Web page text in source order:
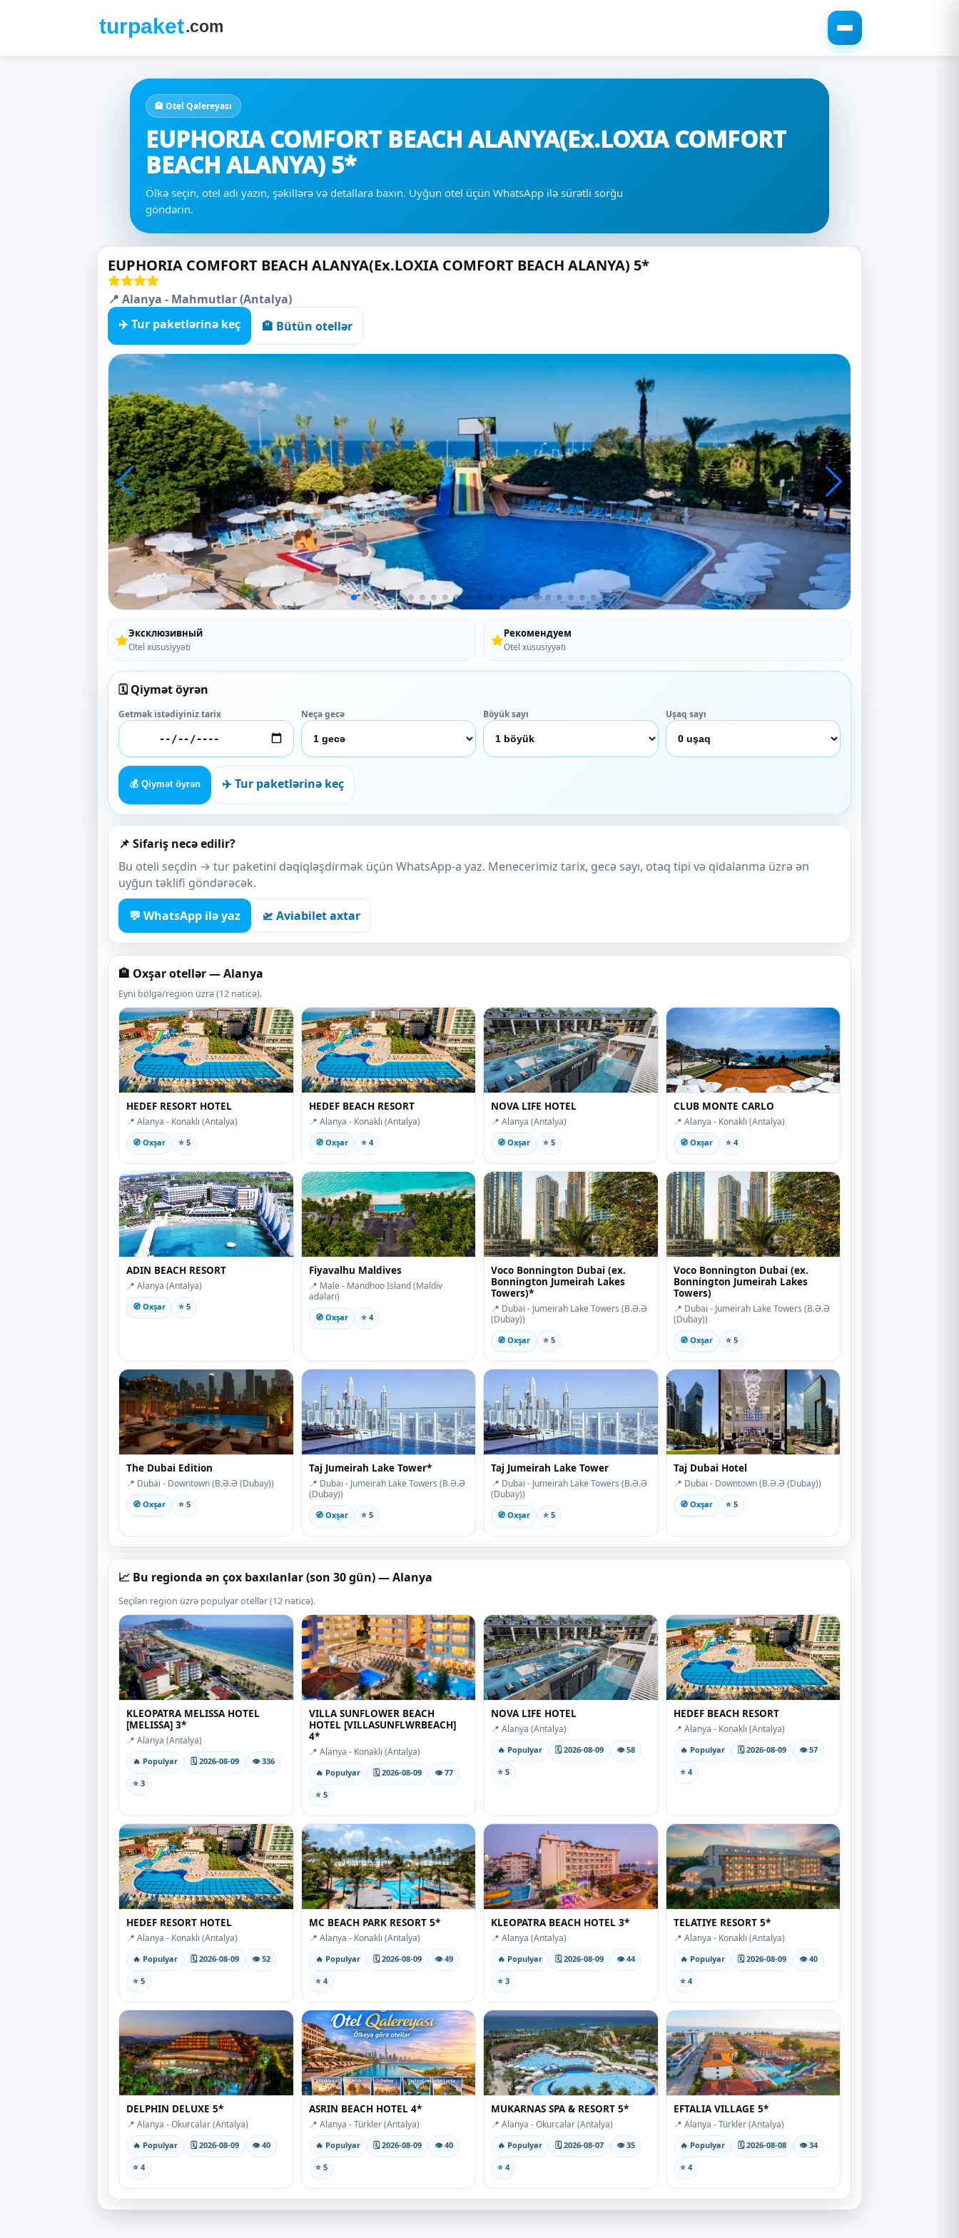
🏨 Otel Qalereyası
EUPHORIA COMFORT BEACH ALANYA(Ex.LOXIA COMFORT
BEACH ALANYA) 5*
Ölkə seçin, otel adı yazın, şəkillərə və detallara baxın. Uyğun otel üçün WhatsApp ilə sürətli sorğu
göndərin.
EUPHORIA COMFORT BEACH ALANYA(Ex.LOXIA COMFORT BEACH ALANYA) 5*
📍 Alanya - Mahmutlar (Antalya)
✈️ Tur paketlərinə keç
🏨 Bütün otellər
Эксклюзивный
Otel xüsusiyyəti
Рекомендуем
Otel xüsusiyyəti
🗓️ Qiymət öyrən
Getmək istədiyiniz tarix Neçə gecə Böyük sayı Uşaq sayı
💰 Qiymət öyrən ✈️ Tur paketlərinə keç
📌 Sifariş necə edilir?
Bu oteli seçdin → tur paketini dəqiqləşdirmək üçün WhatsApp-a yaz. Menecerimiz tarix, gecə sayı, otaq tipi və qidalanma üzrə ən
uyğun təklifi göndərəcək.
💬 WhatsApp ilə yaz 🛫 Aviabilet axtar
🏨 Oxşar otellər — Alanya
Eyni bölgə/region üzrə (12 nəticə).
HEDEF RESORT HOTEL
📍 Alanya - Konaklı (Antalya)
🧭 Oxşar ⭐ 5
HEDEF BEACH RESORT
📍 Alanya - Konaklı (Antalya)
🧭 Oxşar ⭐ 4
NOVA LIFE HOTEL
📍 Alanya (Antalya)
🧭 Oxşar ⭐ 5
CLUB MONTE CARLO
📍 Alanya - Konaklı (Antalya)
🧭 Oxşar ⭐ 4
ADIN BEACH RESORT
📍 Alanya (Antalya)
🧭 Oxşar ⭐ 5
Fiyavalhu Maldives
📍 Male - Mandhoo Island (Maldiv
adaları)
🧭 Oxşar ⭐ 4
Voco Bonnington Dubai (ex.
Bonnington Jumeirah Lakes
Towers)*
📍 Dubai - Jumeirah Lake Towers (B.Ə.Ə
(Dubay))
🧭 Oxşar ⭐ 5
Voco Bonnington Dubai (ex.
Bonnington Jumeirah Lakes
Towers)
📍 Dubai - Jumeirah Lake Towers (B.Ə.Ə
(Dubay))
🧭 Oxşar ⭐ 5
The Dubai Edition
📍 Dubai - Downtown (B.Ə.Ə (Dubay))
🧭 Oxşar ⭐ 5
Taj Jumeirah Lake Tower*
📍 Dubai - Jumeirah Lake Towers (B.Ə.Ə
(Dubay))
🧭 Oxşar ⭐ 5
Taj Jumeirah Lake Tower
📍 Dubai - Jumeirah Lake Towers (B.Ə.Ə
(Dubay))
🧭 Oxşar ⭐ 5
Taj Dubai Hotel
📍 Dubai - Downtown (B.Ə.Ə (Dubay))
🧭 Oxşar ⭐ 5
📈 Bu regionda ən çox baxılanlar (son 30 gün) — Alanya
Seçilən region üzrə populyar otellər (12 nəticə).
KLEOPATRA MELISSA HOTEL
[MELISSA] 3*
📍 Alanya (Antalya)
🔥 Populyar 🗓 2026-08-09 👁 336
⭐ 3
VILLA SUNFLOWER BEACH
HOTEL [VILLASUNFLWRBEACH]
4*
📍 Alanya - Konaklı (Antalya)
🔥 Populyar 🗓 2026-08-09 👁 77
⭐ 5
NOVA LIFE HOTEL
📍 Alanya (Antalya)
🔥 Populyar 🗓 2026-08-09 👁 58
⭐ 5
HEDEF BEACH RESORT
📍 Alanya - Konaklı (Antalya)
🔥 Populyar 🗓 2026-08-09 👁 57
⭐ 4
HEDEF RESORT HOTEL
📍 Alanya - Konaklı (Antalya)
🔥 Populyar 🗓 2026-08-09 👁 52
⭐ 5
MC BEACH PARK RESORT 5*
📍 Alanya - Konaklı (Antalya)
🔥 Populyar 🗓 2026-08-09 👁 49
⭐ 4
KLEOPATRA BEACH HOTEL 3*
📍 Alanya (Antalya)
🔥 Populyar 🗓 2026-08-09 👁 44
⭐ 3
TELATIYE RESORT 5*
📍 Alanya - Konaklı (Antalya)
🔥 Populyar 🗓 2026-08-09 👁 40
⭐ 4
DELPHIN DELUXE 5*
📍 Alanya - Okurcalar (Antalya)
🔥 Populyar 🗓 2026-08-09 👁 40
⭐ 4
ASRIN BEACH HOTEL 4*
📍 Alanya - Türkler (Antalya)
🔥 Populyar 🗓 2026-08-09 👁 40
⭐ 5
MUKARNAS SPA & RESORT 5*
📍 Alanya - Okurcalar (Antalya)
🔥 Populyar 🗓 2026-08-07 👁 35
⭐ 4
EFTALIA VILLAGE 5*
📍 Alanya - Türkler (Antalya)
🔥 Populyar 🗓 2026-08-08 👁 34
⭐ 4